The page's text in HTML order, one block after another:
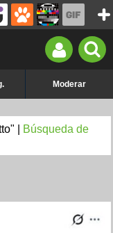
Moderar
|
Búsqueda de